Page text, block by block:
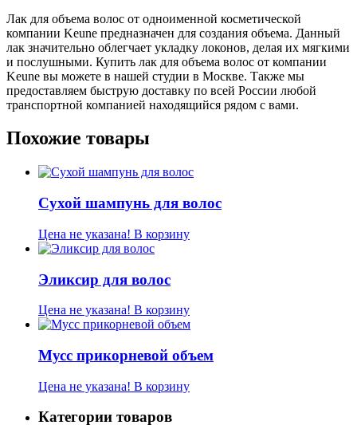
Лак для объема волос от одноименной косметической
компании Keune предназначен для создания объема. Данный
лак значительно облегчает укладку локонов, делая их мягкими
и послушными. Купить лак для объема волос от компании
Keune вы можете в нашей студии в Москве. Также мы
предоставляем быструю доставку по всей России любой
транспортной компанией находящийся рядом с вами.
Похожие товары
Сухой шампунь для волос
Цена не указана! В корзину
Эликсир для волос
Цена не указана! В корзину
Мусс прикорневой объем
Цена не указана! В корзину
Категории товаров